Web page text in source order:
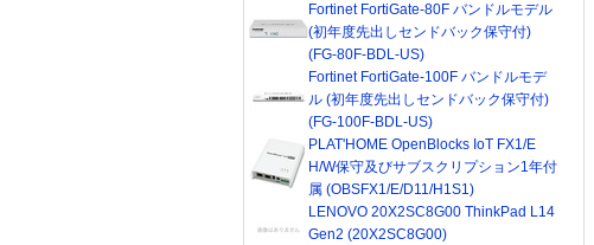
Fortinet FortiGate-80F バンドルモデル
(初年度先出しセンドバック保守付)
(FG-80F-BDL-US)
Fortinet FortiGate-100F バンドルモデ
ル (初年度先出しセンドバック保守付)
(FG-100F-BDL-US)
PLAT'HOME OpenBlocks IoT FX1/E
H/W保守及びサブスクリプション1年付
属 (OBSFX1/E/D11/H1S1)
LENOVO 20X2SC8G00 ThinkPad L14
Gen2 (20X2SC8G00)